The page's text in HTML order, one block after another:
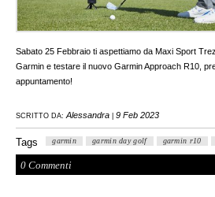
Sabato 25 Febbraio ti aspettiamo da Maxi Sport
Garmin e testare il nuovo Garmin Approach R10,
appuntamento!
SCRITTO DA: Alessandra 9 Feb 2023
Tags garmin garmin day golf garmin r10
0 Commenti